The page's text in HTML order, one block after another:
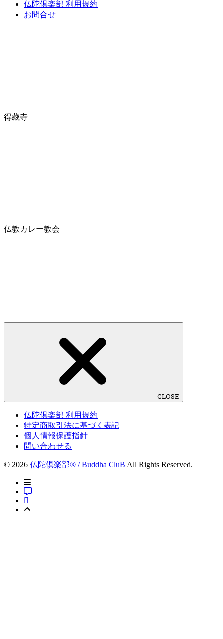
仏陀倶楽部 利用規約
お問合せ
得藏寺
仏教カレー教会
CLOSE
仏陀倶楽部 利用規約
特定商取引法に基づく表記
個人情報保護指針
問い合わせる
© 2026 仏陀倶楽部® / Buddha CluB All Rights Reserved.